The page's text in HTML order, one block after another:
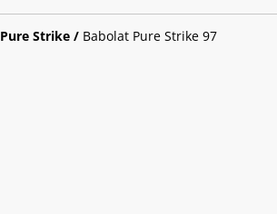
Pure Strike / Babolat Pure Strike 97